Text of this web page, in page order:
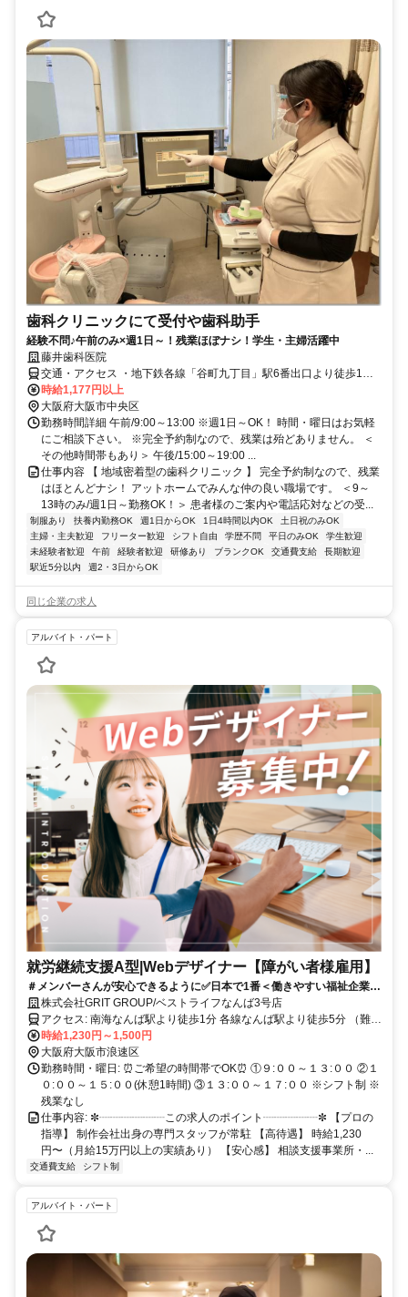
歯科クリニックにて受付や歯科助手
経験不問♪午前のみ×週1日～！残業ほぼナシ！学生・主婦活躍中
藤井歯科医院
交通・アクセス ・地下鉄各線「谷町九丁目」駅6番出口より徒歩1
分！ ・近鉄線「大阪上本町」駅より徒歩3分！ ・地下鉄各線「谷町六
丁目」駅より徒歩10分！
時給1,177円以上
大阪府大阪市中央区
勤務時間詳細 午前/9:00～13:00 ※週1日～OK！ 時間・曜日はお気軽
にご相談下さい。 ※完全予約制なので、残業は殆どありません。 ＜
その他時間帯もあり＞ 午後/15:00～19:00 ...
仕事内容 【 地域密着型の歯科クリニック 】 完全予約制なので、残業
はほとんどナシ！ アットホームでみんな仲の良い職場です。 ＜9～
13時のみ/週1日～勤務OK！＞ 患者様のご案内や電話応対などの受...
制服あり 扶養内勤務OK 週1日からOK 1日4時間以内OK
土日祝のみOK
主婦・主夫歓迎
フリーター歓迎 シフト自由 学歴不問 平日のみOK
学生歓迎
未経験者歓迎
午前 経験者歓迎 研修あり ブランクOK 交通費支給
長期歓迎
駅近5分以内
週2・3日からOK
同じ企業の求人
アルバイト・パート
就労継続支援A型|Webデザイナー【障がい者様雇用】
＃メンバーさんが安心できるように✅日本で1番＜働きやすい福祉企業＞
を目指しています！！まずは見学からSTART⭐️
株式会社GRIT GROUP/ベストライフなんば3号店
アクセス: 南海なんば駅より徒歩1分 各線なんば駅より徒歩5分 （難波
CITY南館出口より徒歩39秒?!）
時給1,230円～1,500円
大阪府大阪市浪速区
勤務時間・曜日: ⏰ご希望の時間帯でOK⏰ ①９:００～１３:００ ②１
０:００～１５:００(休憩1時間) ③１３:００～１７:００ ※シフト制 ※
残業なし
仕事内容: ✼┈┈┈┈┈┈この求人のポイント┈┈┈┈┈✼ 【プロの
指導】 制作会社出身の専門スタッフが常駐 【高待遇】 時給1,230
円〜（月給15万円以上の実績あり） 【安心感】 相談支援事業所・...
交通費支給 シフト制
アルバイト・パート